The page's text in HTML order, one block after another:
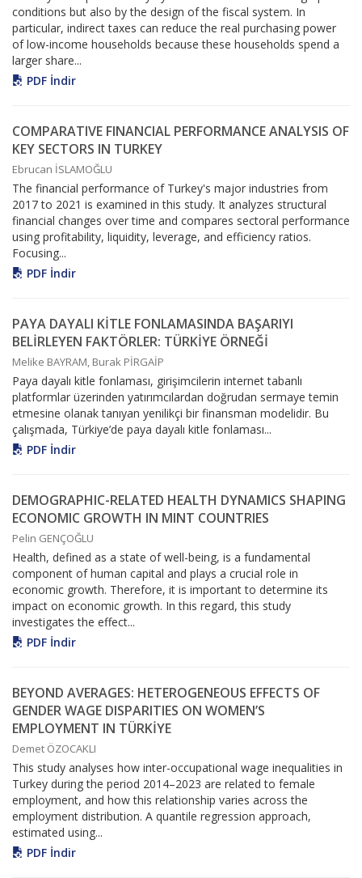
conditions but also by the design of the fiscal system. In
particular, indirect taxes can reduce the real purchasing power
of low-income households because these households spend a
larger share...
PDF İndir
COMPARATIVE FINANCIAL PERFORMANCE ANALYSIS OF
KEY SECTORS IN TURKEY
Ebrucan İSLAMOĞLU
The financial performance of Turkey's major industries from
2017 to 2021 is examined in this study. It analyzes structural
financial changes over time and compares sectoral performance
using profitability, liquidity, leverage, and efficiency ratios.
Focusing...
PDF İndir
PAYA DAYALI KİTLE FONLAMASINDA BAŞARIYI
BELİRLEYEN FAKTÖRLER: TÜRKİYE ÖRNEĞİ
Melike BAYRAM, Burak PİRGAİP
Paya dayalı kitle fonlaması, girişimcilerin internet tabanlı
platformlar üzerinden yatırımcılardan doğrudan sermaye temin
etmesine olanak tanıyan yenilikçi bir finansman modelidir. Bu
çalışmada, Türkiye’de paya dayalı kitle fonlaması...
PDF İndir
DEMOGRAPHIC-RELATED HEALTH DYNAMICS SHAPING
ECONOMIC GROWTH IN MINT COUNTRIES
Pelin GENÇOĞLU
Health, defined as a state of well-being, is a fundamental
component of human capital and plays a crucial role in
economic growth. Therefore, it is important to determine its
impact on economic growth. In this regard, this study
investigates the effect...
PDF İndir
BEYOND AVERAGES: HETEROGENEOUS EFFECTS OF
GENDER WAGE DISPARITIES ON WOMEN’S
EMPLOYMENT IN TÜRKİYE
Demet ÖZOCAKLI
This study analyses how inter-occupational wage inequalities in
Turkey during the period 2014–2023 are related to female
employment, and how this relationship varies across the
employment distribution. A quantile regression approach,
estimated using...
PDF İndir